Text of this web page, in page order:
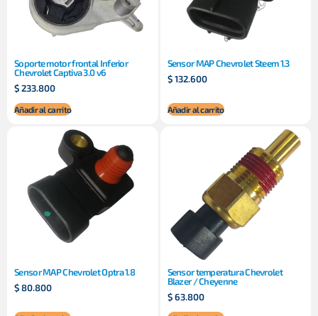
Soporte motor frontal Inferior
Chevrolet Captiva 3.0 v6
$233.800
Añadir al carrito
Sensor MAP Chevrolet Steem 1.3
$132.600
Añadir al carrito
Sensor MAP Chevrolet Optra 1.8
$80.800
Sensor temperatura Chevrolet
Blazer / Cheyenne
$63.800